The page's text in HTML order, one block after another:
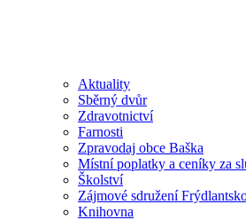
Aktuality
Sběrný dvůr
Zdravotnictví
Farnosti
Zpravodaj obce Baška
Místní poplatky a ceníky za
Školství
Zájmové sdružení
Knihovna